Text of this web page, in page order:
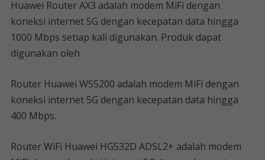
Huawei Router AX3 adalah modem MiFi dengan
koneksi internet 5G dengan kecepatan data hingga
1000 Mbps setiap kali digunakan. Produk dapat
digunakan oleh
Router Huawei WS5200 adalah modem MiFi dengan
koneksi internet 5G dengan kecepatan data hingga
400 Mbps.
Router WiFi Huawei HG532D ADSL2+ adalah modem